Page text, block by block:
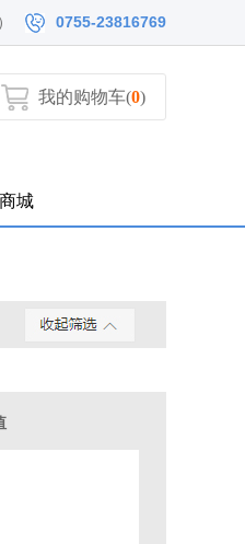
0755-23816769
我的购物车(0)
城